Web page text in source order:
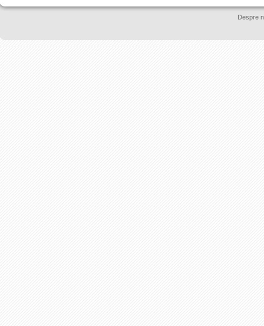
Despre